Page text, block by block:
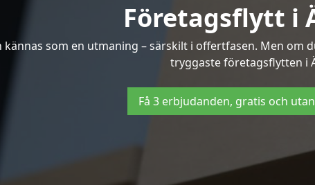
Företagsflytt i
som en utmaning – särskilt i offertfasen. Men
tryggaste företagsflytten i
Få 3 erbjudanden, gratis och